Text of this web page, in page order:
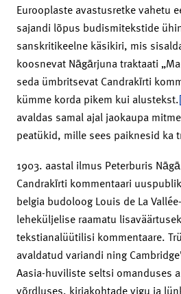
Eurooplaste avastusretke vahetu
sajandi lõpus budismitekstide
sanskritikeelne käsikiri, mis
koosnevat Nāgārjuna traktaati
seda ümbritsevat Candrakīrti
kümme korda pikem kui alustekst.
avaldas samal ajal jaokaupa
peatükid, mille sees paiknesid ka
1903. aastal ilmus Peterburis
Candrakīrti kommentaari
belgia budoloog Louis de La
leheküljelise raamatu
tekstianalüütilisi kommentaare.
avaldatud variandi ning
Aasia-huviliste seltsi omanduses
võrdluses, kirjakohtade vigu ja